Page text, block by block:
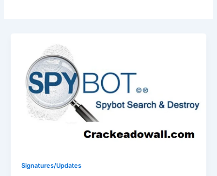
Signatures/Updates